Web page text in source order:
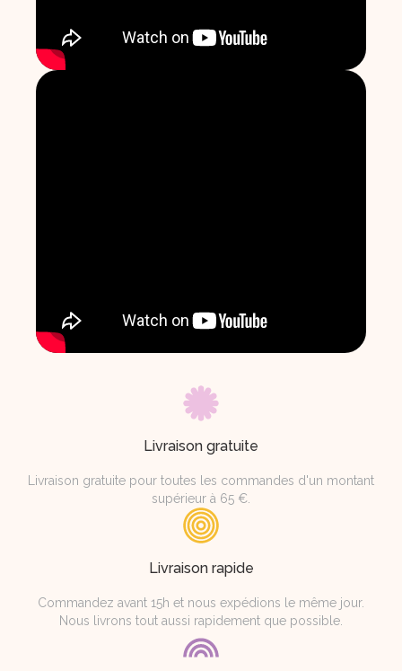
Livraison gratuite
Livraison gratuite pour toutes les commandes d'un montant
supérieur à 65 €.
Livraison rapide
Commandez avant 15h et nous expédions le même jour.
Nous livrons tout aussi rapidement que possible.